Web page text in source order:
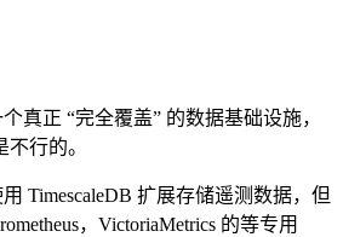
真正 “完全覆盖” 的数据基础设施，
不行的。
TimescaleDB 扩展存储遥测数据，但
，VictoriaMetrics 的等专用